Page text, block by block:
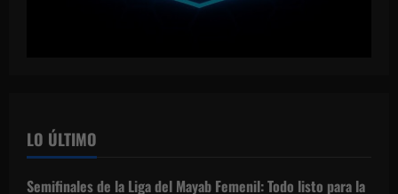
LO ÚLTIMO
Semifinales de la Liga del Mayab Femenil: Todo listo para la